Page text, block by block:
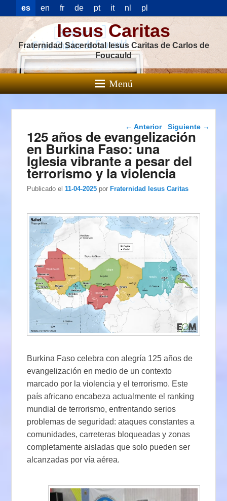
es en fr de pt it nl pl
Iesus Caritas
Fraternidad Sacerdotal Iesus Caritas de Carlos de
Foucauld
Menú
Navegación de
entradas
← Anterior Siguiente →
125 años de evangelización
en Burkina Faso: una
Iglesia vibrante a pesar del
terrorismo y la violencia
Publicado el 11-04-2025 porFraternidad Iesus Caritas
Burkina Faso celebra con alegría 125 años de
evangelización en medio de un contexto
marcado por la violencia y el terrorismo. Este
país africano encabeza actualmente el ranking
mundial de terrorismo, enfrentando serios
problemas de seguridad: ataques constantes a
comunidades, carreteras bloqueadas y zonas
completamente aisladas que solo pueden ser
alcanzadas por vía aérea.